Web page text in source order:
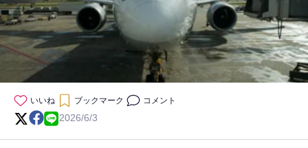
いいね ブックマーク コメント
2026/6/3